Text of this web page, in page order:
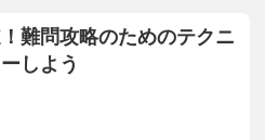
難問攻略のためのテクニ
しよう